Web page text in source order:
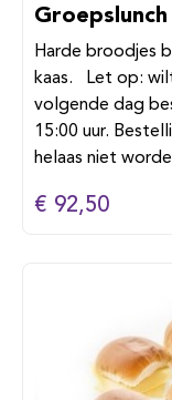
Harde broodjes
kaas. Let op:
volgende dag
15:00 uur.
helaas niet
€ 92,50